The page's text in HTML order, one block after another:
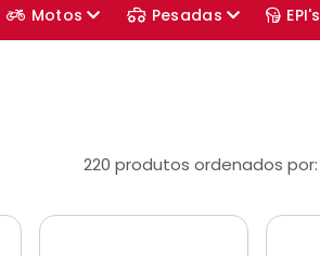
Motos Pesadas EPI's
220 produtos ordenados por: